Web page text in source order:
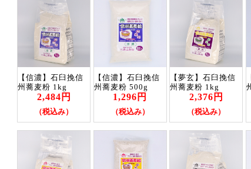
【信濃】石臼挽信
州蕎麦粉 1kg
2,484円
（税込み）
【信濃】石臼挽信
州蕎麦粉 500g
1,296円
（税込み）
【夢玄】石臼挽信
州蕎麦粉 1kg
2,376円
（税込み）